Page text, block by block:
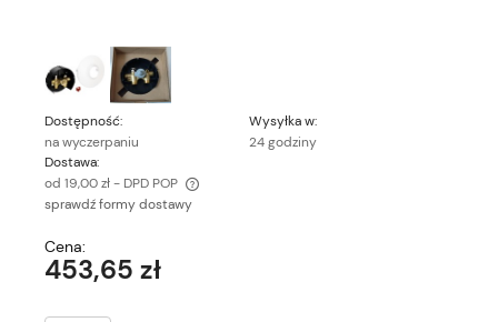
Dostępność:
na wyczerpaniu
Wysyłka w:
24 godziny
Dostawa:
od 19,00 zł- DPD POP
Cena nie zawiera ewentualnych kosztów płatności
sprawdź formy dostawy
Cena:
453,65 zł